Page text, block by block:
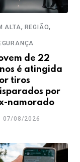
informa
em
ALTA, REGIÃO,
de 22
é atingida
tiros
por
namorado
07/08/2026